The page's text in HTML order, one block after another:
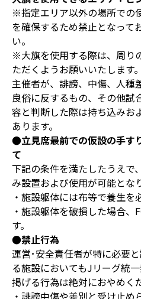
※指定エリア以外の場所での
を確保するため禁止となって
い。
※大旗を使用する際は、周り
ただくようお願いいたします。
主催者が、誹謗、中傷、人種
良俗に反するもの、その他試
容と判断した際は持ち込みお
あります。
●立見席最前での仮設の手す
て
下記の条件を満たしたうえで
み設置および使用が可能とな
・施設躯体には布等で養生を
・施設躯体を破損した場合、
す。
●禁止行為
運営･安全責任者が特に必要
る施設においてもJリーグ統
掲げる行為は絶対におやめく
・誹謗中傷や差別と受け止